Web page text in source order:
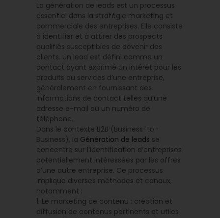
La génération de leads est un processus
essentiel dans la stratégie marketing et
commerciale des entreprises. Elle consiste
à identifier et à attirer des prospects
qualifiés susceptibles de devenir des
clients. Un lead est défini comme un
contact ayant exprimé un intérêt pour les
produits ou services d’une entreprise,
généralement en fournissant des
informations de contact telles qu’une
adresse e-mail ou un numéro de
téléphone.
Dans le contexte B2B (Business-to-
Business), la Génération de leads se
concentre sur l’identification d’entreprises
potentiellement intéressées par les offres
d’une autre entreprise. Ce processus
implique diverses méthodes et canaux,
notamment :
1. Le marketing de contenu : création et
diffusion de contenus pertinents et utiles